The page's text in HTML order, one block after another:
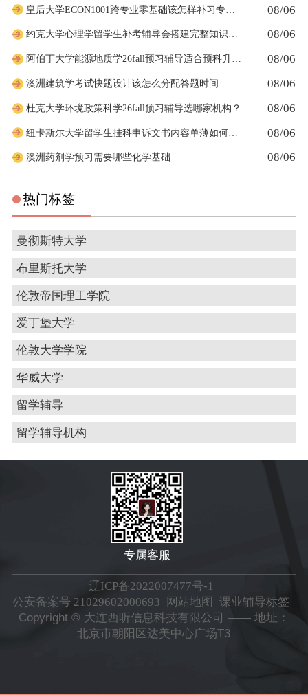
皇后大学ECON1001跨专业零基础该怎样补习专业课 08/06
约克大学心理学留学生补考辅导会搭建完整知识体系框架吗 08/06
阿伯丁大学能源地质学26fall预习辅导适合预科升本科吗 08/06
澳洲建筑学考试快题设计该怎么分配答题时间 08/06
杜克大学环境政策科学26fall预习辅导选哪家机构？ 08/06
纽卡斯尔大学留学生挂科申诉文书内容单薄如何充实材料 08/06
澳洲药剂学预习需要哪些化学基础 08/06
热门标签
曼彻斯特大学
布里斯托大学
伦敦帝国理工学院
爱丁堡大学
伦敦大学学院
华威大学
留学辅导
留学辅导机构
专属客服
辽ICP备2022007477号-1
公安备案号 21029602000693
网站地图
课业辅导标签
Copyright © 大连西听信息科技有限公司 —— 地址：
北京市朝阳区达美中心广场T3